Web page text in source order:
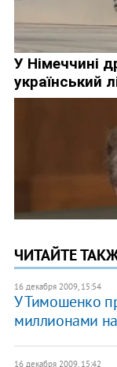
ЧИТАЙТЕ
16 декабря 2009, 15:54
У Тимошенко
миллионами
16 декабря 2009, 15:42